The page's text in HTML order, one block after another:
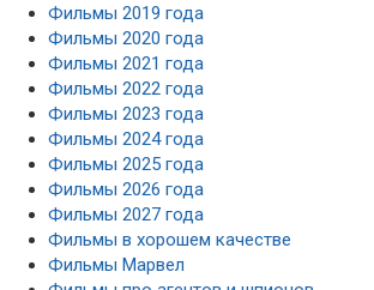
Фильмы 2019 года
Фильмы 2020 года
Фильмы 2021 года
Фильмы 2022 года
Фильмы 2023 года
Фильмы 2024 года
Фильмы 2025 года
Фильмы 2026 года
Фильмы 2027 года
Фильмы в хорошем качестве
Фильмы Марвел